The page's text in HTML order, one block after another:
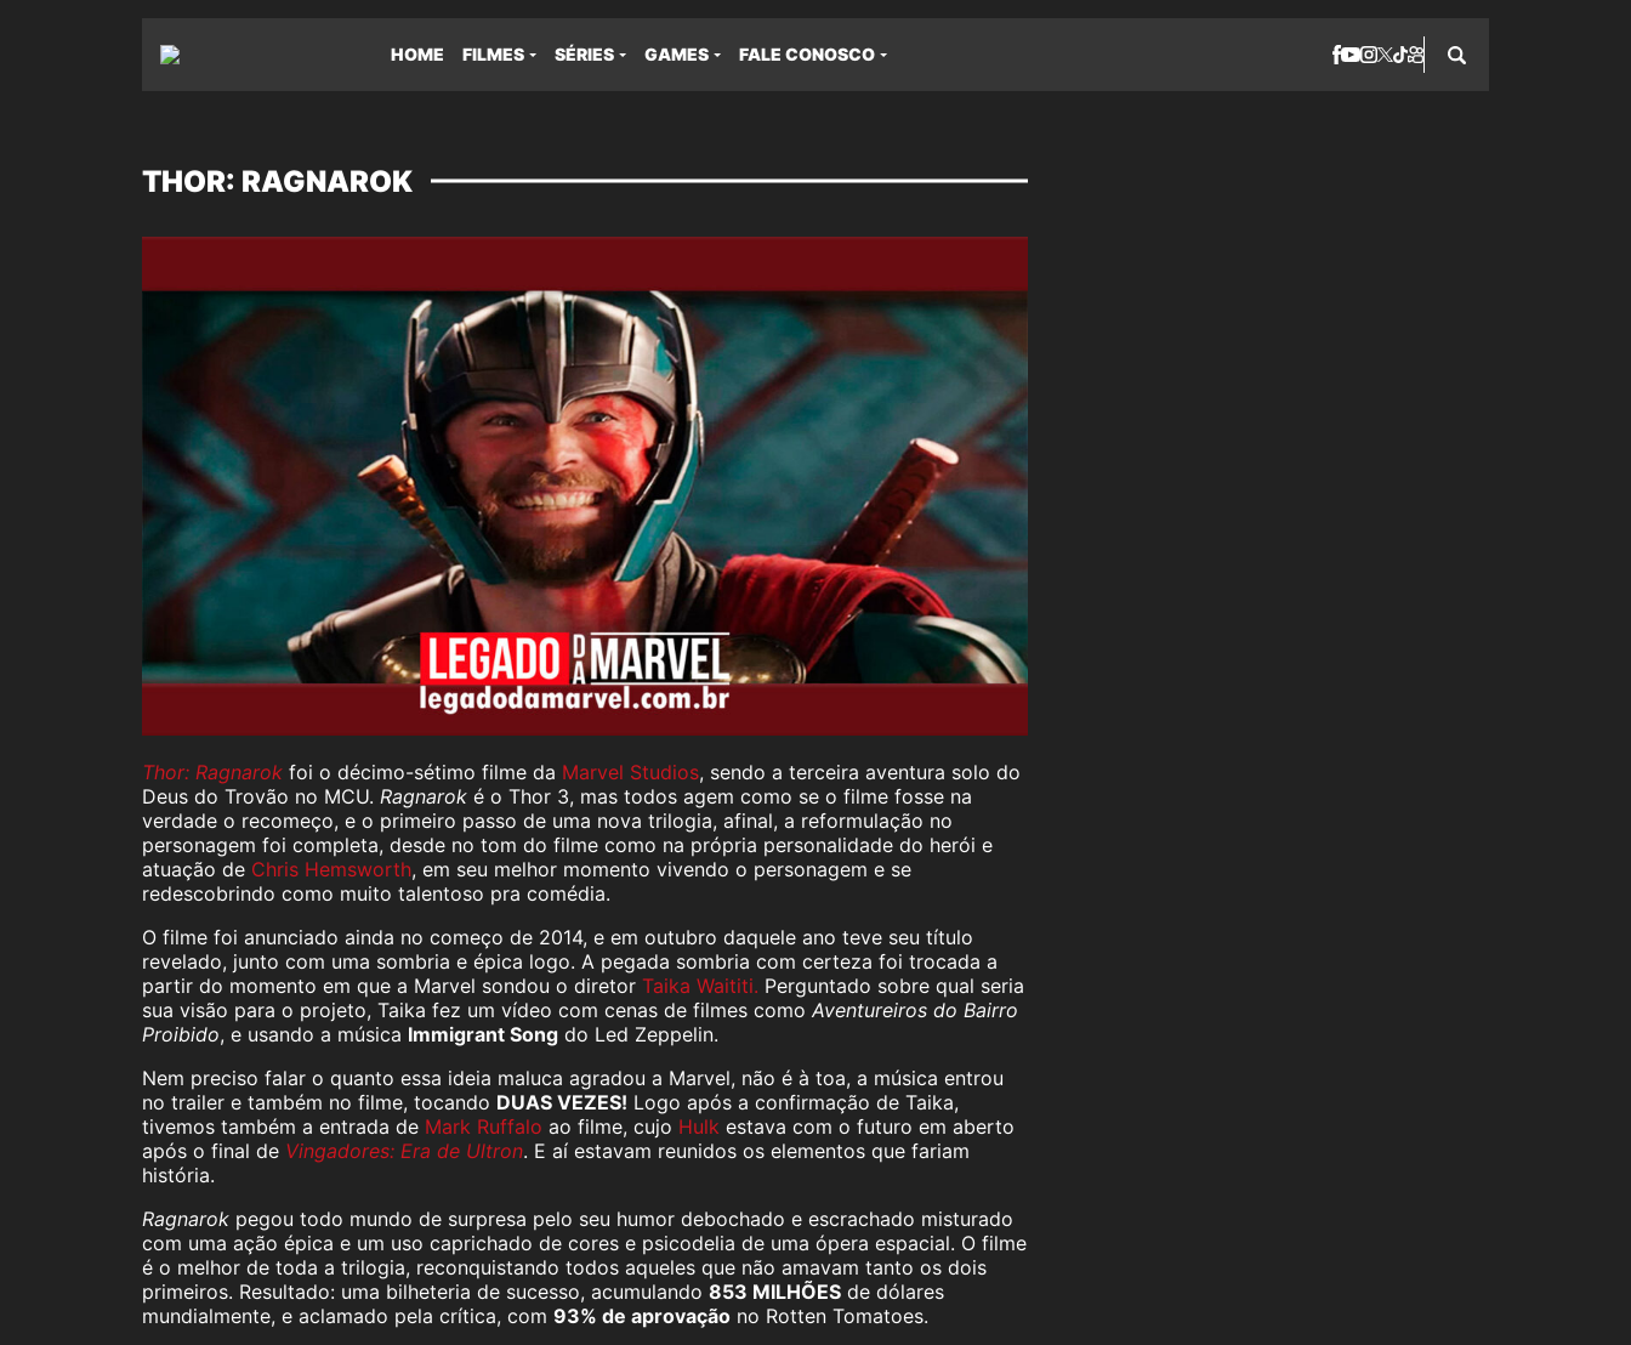
HOME FILMES SÉRIES GAMES FALE CONOSCO
THOR: RAGNAROK
Thor: Ragnarok foi o décimo-sétimo filme da Marvel Studios, sendo a terceira aventura solo do
Deus do Trovão no MCU. Ragnarok é o Thor 3, mas todos agem como se o filme fosse na
verdade o recomeço, e o primeiro passo de uma nova trilogia, afinal, a reformulação no
personagem foi completa, desde no tom do filme como na própria personalidade do herói e
atuação de Chris Hemsworth, em seu melhor momento vivendo o personagem e se
redescobrindo como muito talentoso pra comédia.
O filme foi anunciado ainda no começo de 2014, e em outubro daquele ano teve seu título
revelado, junto com uma sombria e épica logo. A pegada sombria com certeza foi trocada a
partir do momento em que a Marvel sondou o diretor Taika Waititi. Perguntado sobre qual seria
sua visão para o projeto, Taika fez um vídeo com cenas de filmes como Aventureiros do Bairro
Proibido, e usando a música Immigrant Song do Led Zeppelin.
Nem preciso falar o quanto essa ideia maluca agradou a Marvel, não é à toa, a música entrou
no trailer e também no filme, tocando DUAS VEZES! Logo após a confirmação de Taika,
tivemos também a entrada de Mark Ruffalo ao filme, cujo Hulk estava com o futuro em aberto
após o final de Vingadores: Era de Ultron. E aí estavam reunidos os elementos que fariam
história.
Ragnarok pegou todo mundo de surpresa pelo seu humor debochado e escrachado misturado
com uma ação épica e um uso caprichado de cores e psicodelia de uma ópera espacial. O filme
é o melhor de toda a trilogia, reconquistando todos aqueles que não amavam tanto os dois
primeiros. Resultado: uma bilheteria de sucesso, acumulando 853 MILHÕES de dólares
mundialmente, e aclamado pela crítica, com 93% de aprovação no Rotten Tomatoes.